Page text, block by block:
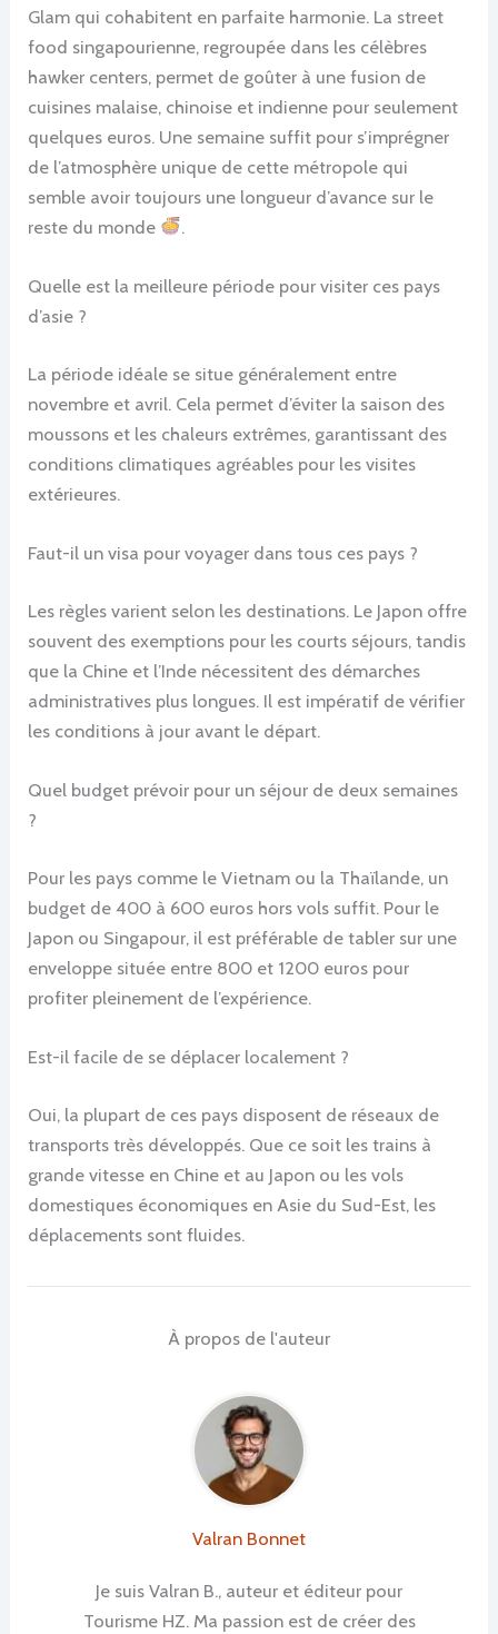
Glam qui cohabitent en parfaite harmonie. La street
food singapourienne, regroupée dans les célèbres
hawker centers, permet de goûter à une fusion de
cuisines malaise, chinoise et indienne pour seulement
quelques euros. Une semaine suffit pour s’imprégner
de l’atmosphère unique de cette métropole qui
semble avoir toujours une longueur d’avance sur le
reste du monde
.
Quelle est la meilleure période pour visiter ces pays
d’asie ?
La période idéale se situe généralement entre
novembre et avril. Cela permet d’éviter la saison des
moussons et les chaleurs extrêmes, garantissant des
conditions climatiques agréables pour les visites
extérieures.
Faut-il un visa pour voyager dans tous ces pays ?
Les règles varient selon les destinations. Le Japon offre
souvent des exemptions pour les courts séjours, tandis
que la Chine et l’Inde nécessitent des démarches
administratives plus longues. Il est impératif de vérifier
les conditions à jour avant le départ.
Quel budget prévoir pour un séjour de deux semaines
?
Pour les pays comme le Vietnam ou la Thaïlande, un
budget de 400 à 600 euros hors vols suffit. Pour le
Japon ou Singapour, il est préférable de tabler sur une
enveloppe située entre 800 et 1200 euros pour
profiter pleinement de l’expérience.
Est-il facile de se déplacer localement ?
Oui, la plupart de ces pays disposent de réseaux de
transports très développés. Que ce soit les trains à
grande vitesse en Chine et au Japon ou les vols
domestiques économiques en Asie du Sud-Est, les
déplacements sont fluides.
À propos de l'auteur
Valran Bonnet
Je suis Valran B., auteur et éditeur pour
Tourisme HZ. Ma passion est de créer des